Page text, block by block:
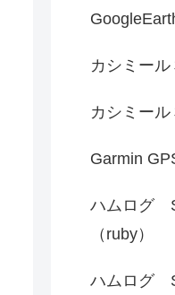
カシミー
カシミー
Garmin
ハムログ
（ruby）
ハムログ